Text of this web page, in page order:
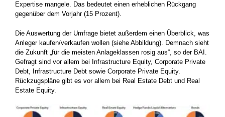
Expertise mangele. Das bedeutet einen erheblichen Rückgang
gegenüber dem Vorjahr (15 Prozent).
Die Auswertung der Umfrage bietet außerdem einen Überblick, was
Anleger kaufen/verkaufen wollen (siehe Abbildung). Demnach sieht
die Zukunft „für die meisten Anlageklassen rosig aus“, so der BAI.
Gefragt sind vor allem bei Infrastructure Equity, Corporate Private
Debt, Infrastructure Debt sowie Corporate Private Equity.
Rückzugspläne gibt es vor allem bei Real Estate Debt und Real
Estate Equity.